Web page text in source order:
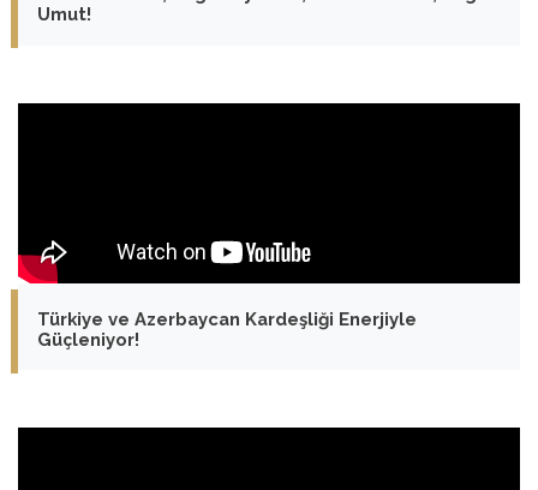
Umut!
Türkiye ve Azerbaycan Kardeşliği Enerjiyle
Güçleniyor!